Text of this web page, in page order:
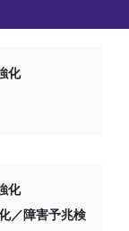
化
化
／障害予兆検